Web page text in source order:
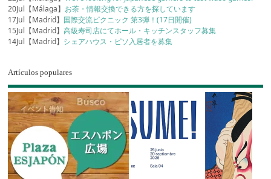
20Jul【Málaga】 お茶・情報交換できる方を探しています
17Jul【Madrid】 国際交流ピクニック 第3弾！(17日開催)
15Jul【Madrid】高級寿司店にてホール・キッチンスタッフ募集
14Jul【Madrid】 シェアハウス・ピソ入居者を募集
Artículos populares